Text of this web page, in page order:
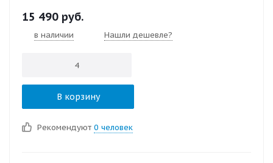
15 490 руб.
в наличии Нашли дешевле?
В корзину
Рекомендуют 0 человек